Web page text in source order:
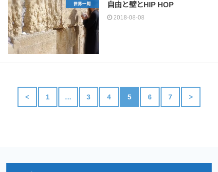
世界一周 自由と壁とHIP HOP
2018-08-08
< 1 … 3 4 5 6 7 >